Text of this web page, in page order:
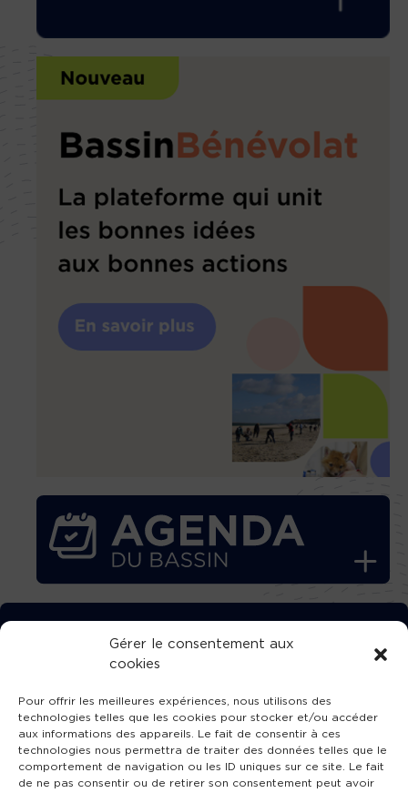
Gérer le consentement aux
cookies
Pour offrir les meilleures expériences, nous utilisons des
technologies telles que les cookies pour stocker et/ou accéder
aux informations des appareils. Le fait de consentir à ces
technologies nous permettra de traiter des données telles que le
comportement de navigation ou les ID uniques sur ce site. Le fait
de ne pas consentir ou de retirer son consentement peut avoir
TÉLÉCHARGEZ GRATUITEMENT
L’APPLICATION TVBA !
SUIVEZ-NOUS !